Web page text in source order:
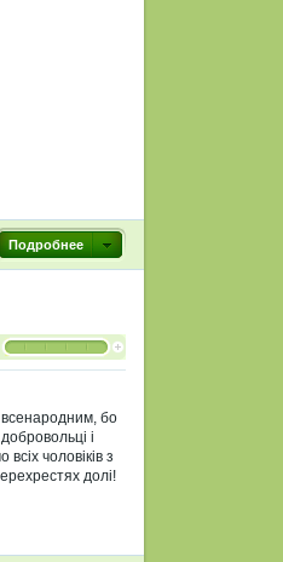
Подробнее
всенародним, бо
і
чоловіків з
долі!